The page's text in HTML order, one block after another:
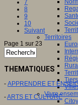
Territoires
Vivre
7
8
9
10
Suivant
Page 1 sur 23
THEMATIQUES
- APPRENDRE ET
-ARTS ET CULTURE